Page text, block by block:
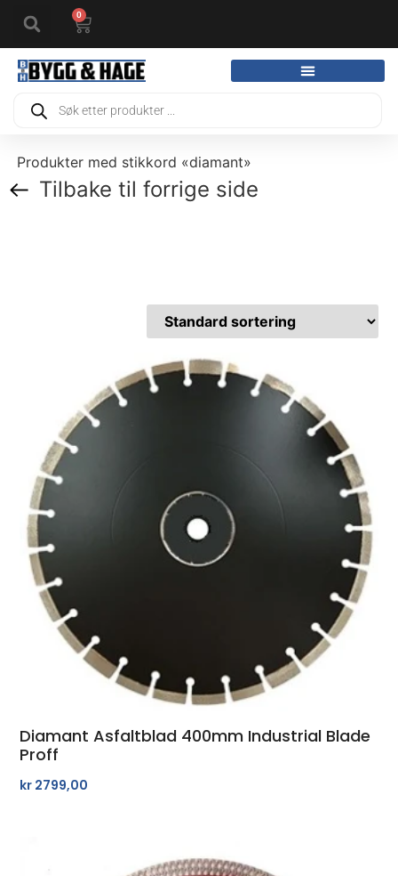
0
Produkter med stikkord «diamant»
Tilbake til forrige side
Diamant Asfaltblad 400mm Industrial Blade
Proff
kr 2799,00